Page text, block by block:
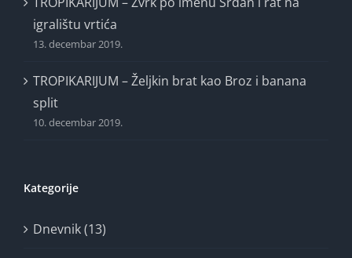
igralištu vrtića
13. decembar 2019.
TROPIKARIJUM – Željkin brat kao Broz i banana
split
10. decembar 2019.
Kategorije
Dnevnik (13)